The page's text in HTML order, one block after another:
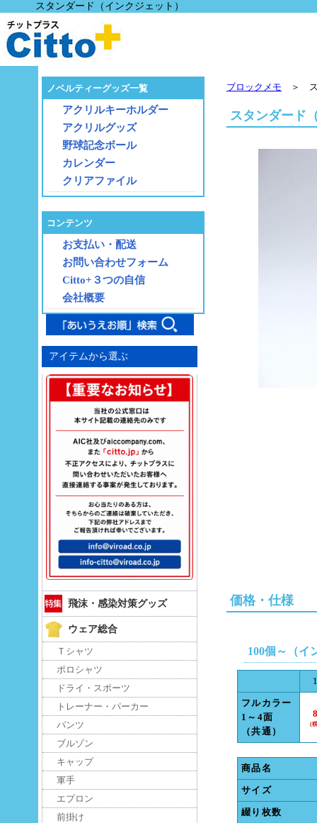
スタンダード（インクジェット）
ノベルティーグッズ一覧
アクリルキーホルダー
アクリルグッズ
野球記念ボール
カレンダー
クリアファイル
コンテンツ
お支払い・配送
お問い合わせフォーム
Citto+３つの自信
会社概要
アイテムから選ぶ
飛沫・感染対策グッズ
ウェア総合
Ｔシャツ
ポロシャツ
ドライ・スポーツ
トレーナー・パーカー
パンツ
ブルゾン
キャップ
軍手
エプロン
前掛け
ブロックメモ ＞ ス
スタンダード
価格・仕様
100個～（イ
フルカラー
1～4面
（共通）
商品名
サイズ
綴り枚数